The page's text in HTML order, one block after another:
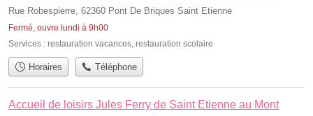
Rue Robespierre, 62360 Pont De Briques Saint Etienne
Fermé, ouvre lundi à 9h00
Services : restauration vacances, restauration scolaire
Horaires Téléphone
Accueil de loisirs Jules Ferry de Saint Etienne au Mont